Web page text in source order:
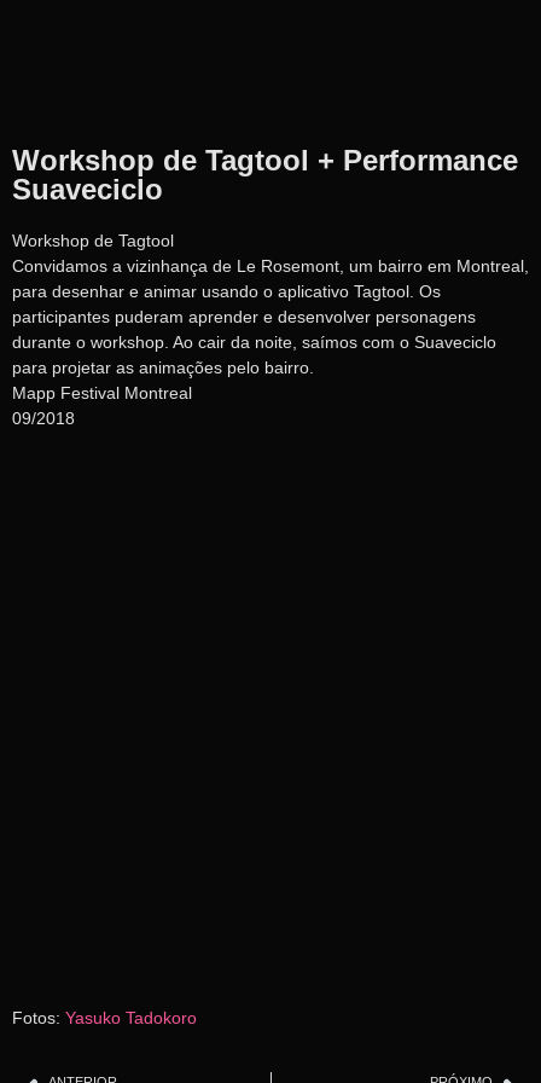
Workshop de Tagtool + Performance
Suaveciclo
Workshop de Tagtool
Convidamos a vizinhança de Le Rosemont, um bairro em Montreal,
para desenhar e animar usando o aplicativo Tagtool. Os
participantes puderam aprender e desenvolver personagens
durante o workshop. Ao cair da noite, saímos com o Suaveciclo
para projetar as animações pelo bairro.
Mapp Festival Montreal
09/2018
Fotos: Yasuko Tadokoro